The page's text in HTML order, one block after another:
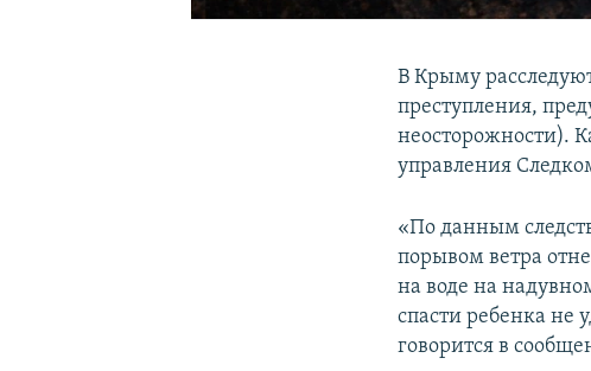
В Крыму
преступления,
неосторожности).
управления
«По данным
порывом ветра
на воде на
спасти ребенка не
говорится в